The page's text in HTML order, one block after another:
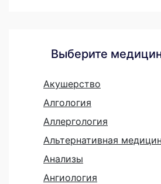
Выберите
Акушерство
Алгология
Аллергология
Альтернативная
Анализы
Ангиология